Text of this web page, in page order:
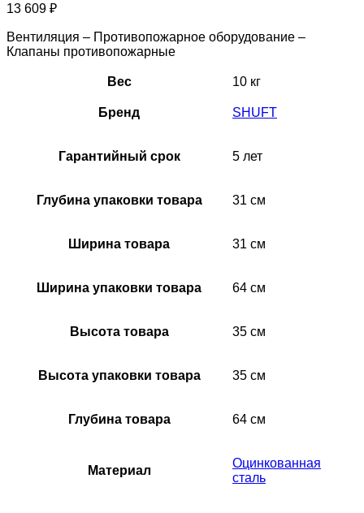
13 609 ₽
Вентиляция – Противопожарное оборудование –
Клапаны противопожарные
Вес 10 кг
Бренд SHUFT
Гарантийный срок 5 лет
Глубина упаковки товара 31 см
Ширина товара 31 см
Ширина упаковки товара 64 см
Высота товара 35 см
Высота упаковки товара 35 см
Глубина товара 64 см
Материал
Оцинкованная
сталь